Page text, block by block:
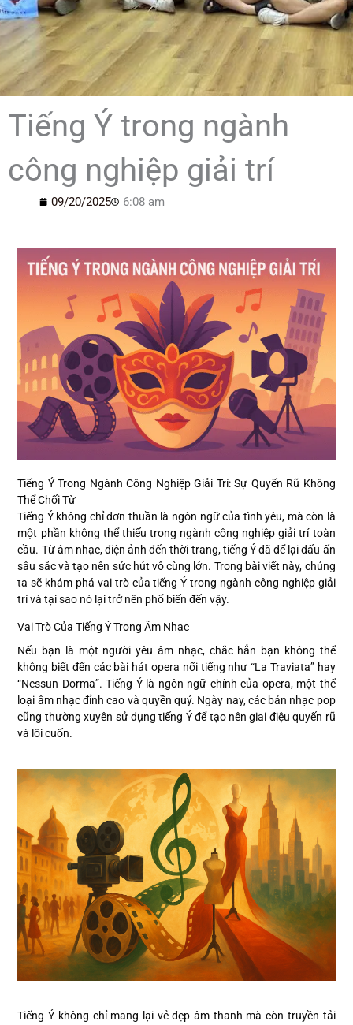
Tiếng Ý trong ngành
công nghiệp giải trí
09/20/2025 6:08 am
Tiếng Ý Trong Ngành Công Nghiệp Giải Trí: Sự Quyến Rũ Không
Thể Chối Từ
Tiếng Ý không chỉ đơn thuần là ngôn ngữ của tình yêu, mà còn là
một phần không thể thiếu trong ngành công nghiệp giải trí toàn
cầu. Từ âm nhạc, điện ảnh đến thời trang, tiếng Ý đã để lại dấu ấn
sâu sắc và tạo nên sức hút vô cùng lớn. Trong bài viết này, chúng
ta sẽ khám phá vai trò của tiếng Ý trong ngành công nghiệp giải
trí và tại sao nó lại trở nên phổ biến đến vậy.
Vai Trò Của Tiếng Ý Trong Âm Nhạc
Nếu bạn là một người yêu âm nhạc, chắc hẳn bạn không thể
không biết đến các bài hát opera nổi tiếng như “La Traviata” hay
“Nessun Dorma”. Tiếng Ý là ngôn ngữ chính của opera, một thể
loại âm nhạc đỉnh cao và quyền quý. Ngày nay, các bản nhạc pop
cũng thường xuyên sử dụng tiếng Ý để tạo nên giai điệu quyến rũ
và lôi cuốn.
Tiếng Ý không chỉ mang lại vẻ đẹp âm thanh mà còn truyền tải